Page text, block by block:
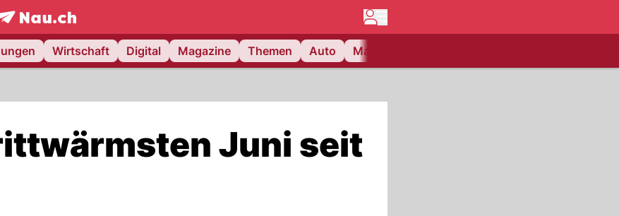
NAU.ch
Wirtschaft Digital Magazine Themen Auto Matchcenter
Juni seit